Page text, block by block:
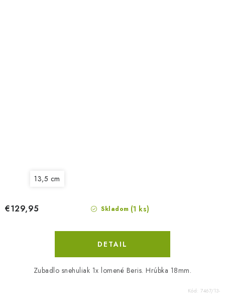
13,5 cm
Skladom (1 ks)
€129,95
DETAIL
Zubadlo snehuliak 1x lomené Beris. Hrúbka 18mm.
Kód: 7467/13-